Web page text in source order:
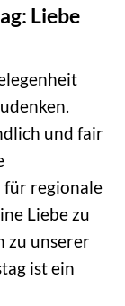
Liebe
und fair
für regionale
Liebe zu
zu unserer
ist ein